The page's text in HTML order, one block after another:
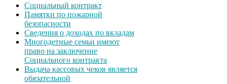
Социальный контракт
Памятки по пожарной
безопасности
Сведения о доходах по вкладам
Многодетные семьи имеют
право на заключение
Социального контракта
Выдача кассовых чеков является
обязательной